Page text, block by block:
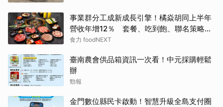
事業群分工成新成長引擎！橘焱胡同上半年
營收年增12％ 套餐、吃到飽、聯名策略帶
動新客
食力 foodNEXT
臺南農會供品箱資訊一次看！中元採購輕鬆
辦
勁報
金門數位縣民卡啟動！智慧升級全島支付圈